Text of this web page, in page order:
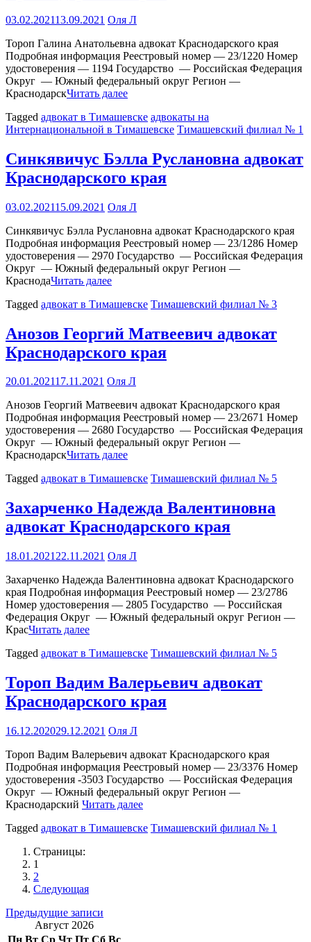
03.02.202113.09.2021 Оля Л
Тороп Галина Анатольевна адвокат Краснодарского края
Подробная информация Реестровый номер — 23/1220 Номер
удостоверения — 1194 Государство — Российская Федерация
Округ — Южный федеральный округ Регион —
КраснодарскЧитать далее
Tagged адвокат в Тимашевске адвокаты на
Интернациональной в Тимашевске Тимашевский филиал № 1
Синкявичус Бэлла Руслановна адвокат
Краснодарского края
03.02.202115.09.2021 Оля Л
Синкявичус Бэлла Руслановна адвокат Краснодарского края
Подробная информация Реестровый номер — 23/1286 Номер
удостоверения — 2970 Государство — Российская Федерация
Округ — Южный федеральный округ Регион —
КраснодаЧитать далее
Tagged адвокат в Тимашевске Тимашевский филиал № 3
Анозов Георгий Матвеевич адвокат
Краснодарского края
20.01.202117.11.2021 Оля Л
Анозов Георгий Матвеевич адвокат Краснодарского края
Подробная информация Реестровый номер — 23/2671 Номер
удостоверения — 2680 Государство — Российская Федерация
Округ — Южный федеральный округ Регион —
КраснодарскЧитать далее
Tagged адвокат в Тимашевске Тимашевский филиал № 5
Захарченко Надежда Валентиновна
адвокат Краснодарского края
18.01.2021 22.11.2021 Оля Л
Захарченко Надежда Валентиновна адвокат Краснодарского
края Подробная информация Реестровый номер — 23/2786
Номер удостоверения — 2805 Государство — Российская
Федерация Округ — Южный федеральный округ Регион —
КрасЧитать далее
Tagged адвокат в Тимашевске Тимашевский филиал № 5
Тороп Вадим Валерьевич адвокат
Краснодарского края
16.12.202029.12.2021 Оля Л
Тороп Вадим Валерьевич адвокат Краснодарского края
Подробная информация Реестровый номер — 23/3376 Номер
удостоверения -3503 Государство — Российская Федерация
Округ — Южный федеральный округ Регион —
Краснодарский Читать далее
Tagged адвокат в Тимашевске Тимашевский филиал № 1
Страницы:
1
2
Следующая
Навигация
по
Предыдущие записи
Август 2026
Пн Вт Ср Чт Пт Сб Вс